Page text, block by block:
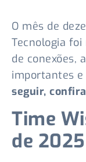
O mês de
Tecnologia
de conexões,
importantes
seguir,
Time
de 2025